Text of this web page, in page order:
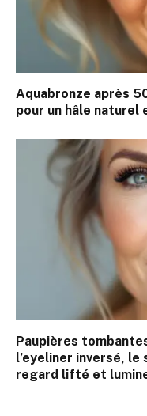
Aquabronze après
pour un hâle naturel
Paupières
l’eyeliner inversé,
regard lifté et